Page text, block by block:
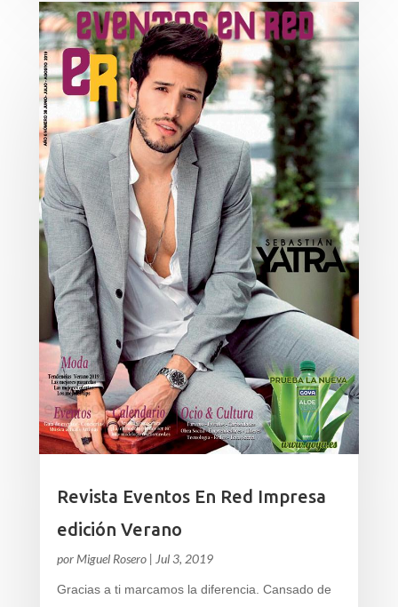
Revista Eventos En Red Impresa
edición Verano
por Miguel Rosero| Jul 3, 2019
Gracias a ti marcamos la diferencia. Cansado de